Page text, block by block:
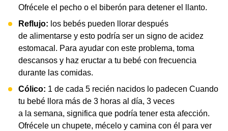
Ofrécele el pecho o el biberón para detener el llanto.
Reflujo: los bebés pueden llorar después
de alimentarse y esto podría ser un signo de acidez
estomacal. Para ayudar con este problema, toma
descansos y haz eructar a tu bebé con frecuencia
durante las comidas.
Cólico: 1 de cada 5 recién nacidos lo padecen Cuando
tu bebé llora más de 3 horas al día, 3 veces
a la semana, significa que podría tener esta afección.
Ofrécele un chupete, mécelo y camina con él para ver